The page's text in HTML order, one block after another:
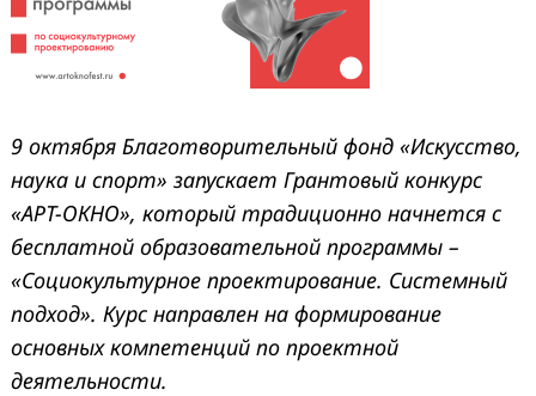
9 октября Благотворительный фонд «Искусство,
наука и спорт» запускает Грантовый конкурс
«АРТ-ОКНО», который традиционно начнется с
бесплатной образовательной программы –
«Социокультурное проектирование. Системный
подход». Курс направлен на формирование
основных компетенций по проектной
деятельности.